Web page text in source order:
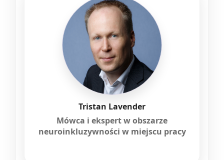
Tristan Lavender
Mówca i ekspert w obszarze
neuroinkluzywności w miejscu pracy